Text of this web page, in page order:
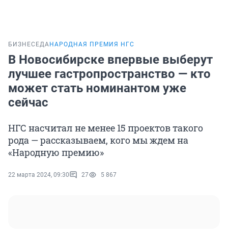
БИЗНЕС ЕДА НАРОДНАЯ ПРЕМИЯ НГС
В Новосибирске впервые выберут
лучшее гастропространство — кто
может стать номинантом уже
сейчас
НГС насчитал не менее 15 проектов такого
рода — рассказываем, кого мы ждем на
«Народную премию»
22 марта 2024, 09:30 27 5 867